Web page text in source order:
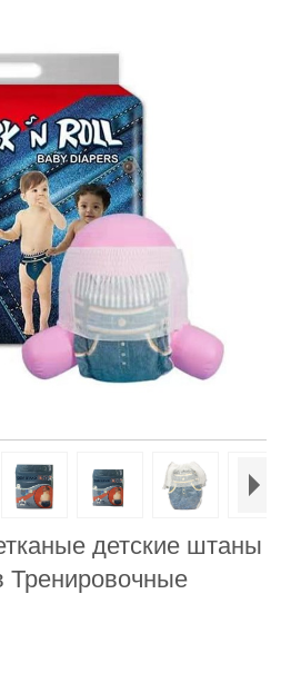
детские штаны
Тренировочные